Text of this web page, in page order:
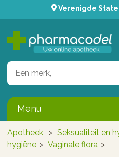
Verenigde
Menu
Apotheek > Seksualiteit en
hygiëne > Vaginale flora >